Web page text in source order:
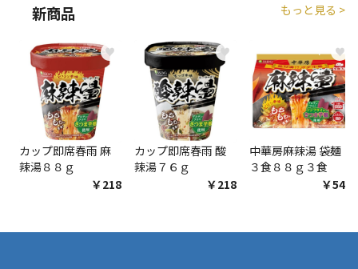
新商品 もっと見る >
♥
カップ即席春雨 麻
辣湯８８ｇ
￥218
♥
カップ即席春雨 酸
辣湯７６ｇ
￥218
♥
中華房麻辣湯 袋麺
３食８８ｇ３食
￥548